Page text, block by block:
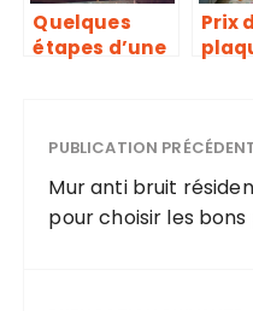
Quelques
étapes d’une
Prix
PUBLICATION
Mur anti bruit
pour choisir les